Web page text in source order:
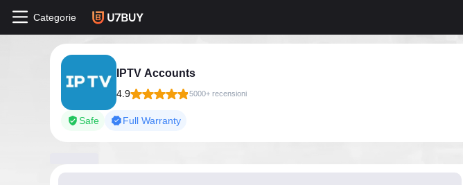
Categorie
IPTV Accounts
4.9 5000+ recensioni
Safe Full Warranty